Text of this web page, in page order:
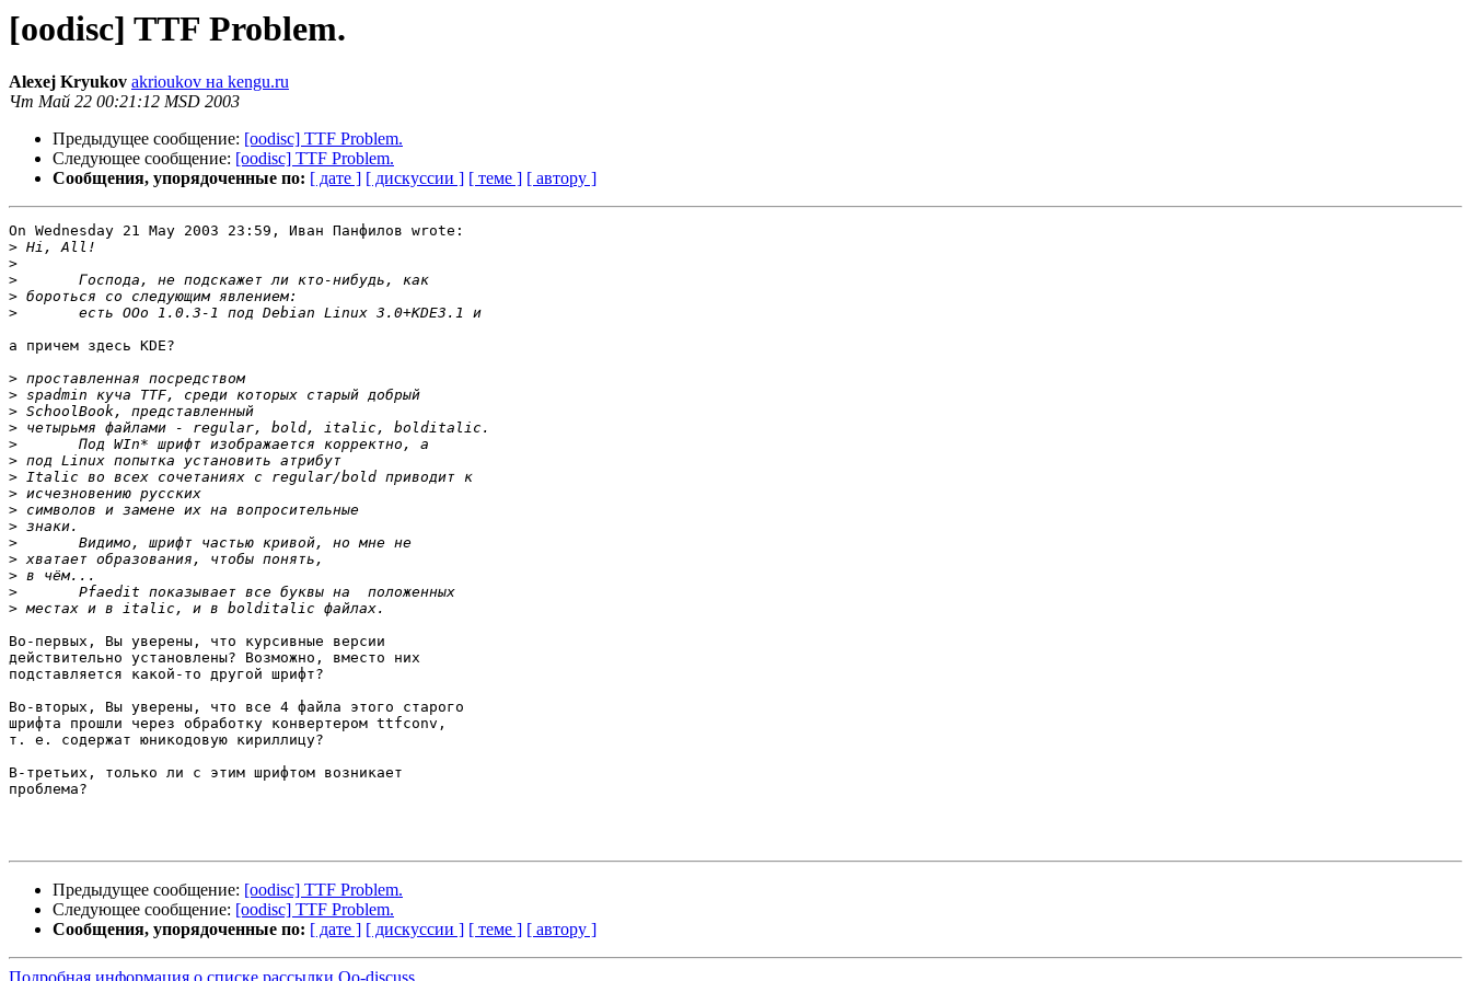
[oodisc] TTF Problem.
Alexej Kryukov akrioukov на kengu.ru
Чт Май 22 00:21:12 MSD 2003
Предыдущее сообщение: [oodisc] TTF Problem.
Следующее сообщение: [oodisc] TTF Problem.
Сообщения, упорядоченные по: [ дате ] [ дискуссии ] [ теме ] [ автору ]
On Wednesday 21 May 2003 23:59, Иван Панфилов wrote:
>
>
>
>
>
а причем здесь KDE?
>
>
>
>
>
>
>
>
>
>
>
>
>
>
>
Во-первых, Вы уверены, что курсивные версии
действительно установлены? Возможно, вместо них
подставляется какой-то другой шрифт?
Во-вторых, Вы уверены, что все 4 файла этого старого
шрифта прошли через обработку конвертером ttfconv,
т. е. содержат юникодовую кириллицу?
В-третьих, только ли с этим шрифтом возникает
проблема?
Предыдущее сообщение: [oodisc] TTF Problem.
Следующее сообщение: [oodisc] TTF Problem.
Сообщения, упорядоченные по: [ дате ] [ дискуссии ] [ теме ] [ автору ]